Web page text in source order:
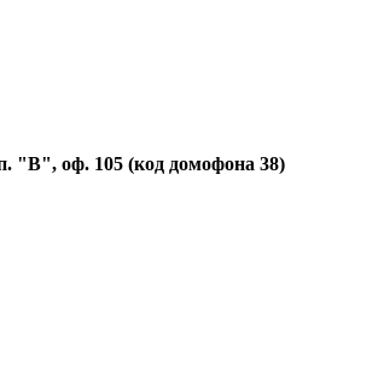
"В", оф. 105 (код домофона 38)